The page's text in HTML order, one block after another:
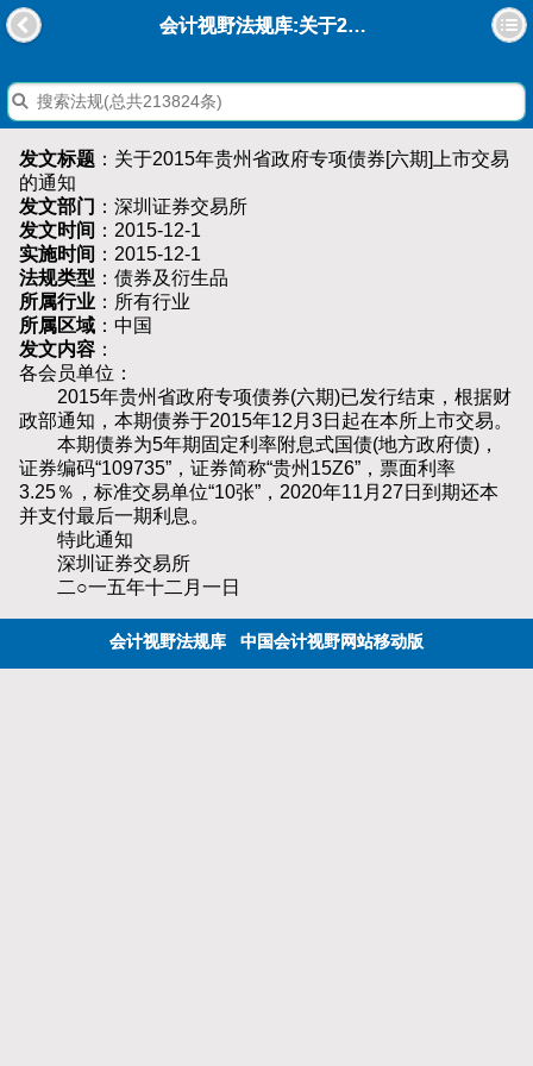
会计视野法规库:关于2015年贵州省政府专项债券[六期]上市交易的通知
发文标题 ：关于2015年贵州省政府专项债券[六期]上市交易
的通知
发文部门 ：深圳证券交易所
发文时间 ：2015-12-1
实施时间 ：2015-12-1
法规类型 ：债券及衍生品
所属行业 ：所有行业
所属区域 ：中国
发文内容 ：
各会员单位：
2015年贵州省政府专项债券(六期)已发行结束，根据财
政部通知，本期债券于2015年12月3日起在本所上市交易。
本期债券为5年期固定利率附息式国债(地方政府债)，
证券编码“109735”，证券简称“贵州15Z6”，票面利率
3.25％，标准交易单位“10张”，2020年11月27日到期还本
并支付最后一期利息。
特此通知
深圳证券交易所
二○一五年十二月一日
会计视野法规库 中国会计视野网站移动版